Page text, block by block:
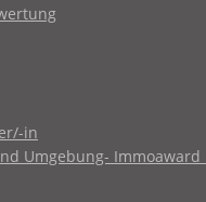
in
Umgebung-